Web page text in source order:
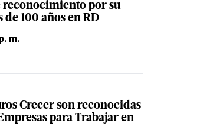
reconocimiento por su
100 años en RD
m.
Crecer son reconocidas
para Trabajar en